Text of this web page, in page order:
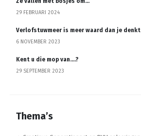
29 FEBRUARI 2024
Verlofstuwmeer is meer waard dan je denkt
6 NOVEMBER 2023
Kent u die mop van….?
29 SEPTEMBER 2023
Thema’s